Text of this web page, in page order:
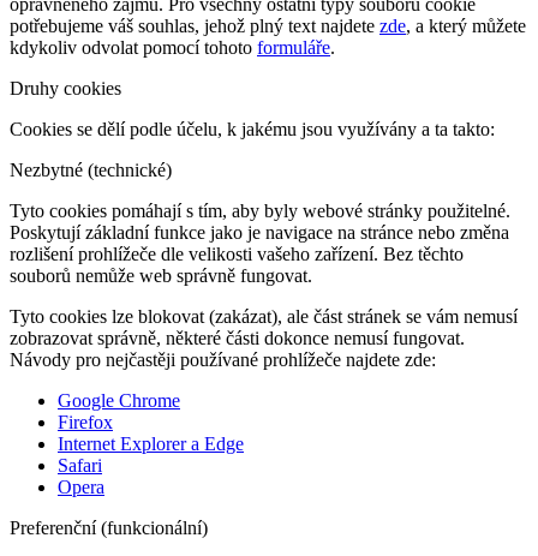
oprávněného zájmu. Pro všechny ostatní typy souborů cookie
potřebujeme váš souhlas, jehož plný text najdete zde, a který můžete
kdykoliv odvolat pomocí tohoto formuláře.
Druhy cookies
Cookies se dělí podle účelu, k jakému jsou využívány a ta takto:
Nezbytné (technické)
Tyto cookies pomáhají s tím, aby byly webové stránky použitelné.
Poskytují základní funkce jako je navigace na stránce nebo změna
rozlišení prohlížeče dle velikosti vašeho zařízení. Bez těchto
souborů nemůže web správně fungovat.
Tyto cookies lze blokovat (zakázat), ale část stránek se vám nemusí
zobrazovat správně, některé části dokonce nemusí fungovat.
Návody pro nejčastěji používané prohlížeče najdete zde:
Google Chrome
Firefox
Internet Explorer a Edge
Safari
Opera
Preferenční (funkcionální)